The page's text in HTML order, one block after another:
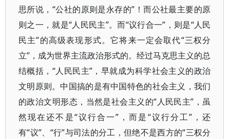
思所说，“公社的原则是永存的”！而公社最主要的原
则之一，就是“人民民主”。而“议行合一”，则是“人民
民主”的高级表现形式。它将来一定会取代“三权分
立”，成为世界主流政治形式的。经过马克思主义的总
结概括，“人民民主”，早就成为科学社会主义的政治
文明原则。中国搞的是有中国特色的社会主义，我们
的政治文明形态，当然是社会主义的“人民民主”，虽
然现在还不是“议行合一”，而是“议行分工”，还
有“议”、“行”与司法的分工，但绝不是西方的“三权分